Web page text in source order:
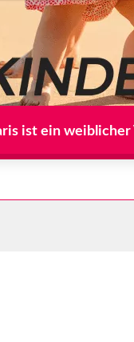
ist ein weiblicher